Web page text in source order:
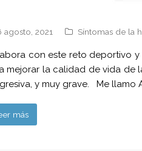
agosto, 2021 Síntomas de la
con este reto deportivo y
mejorar la calidad de vida de
y muy grave. Me llamo
más